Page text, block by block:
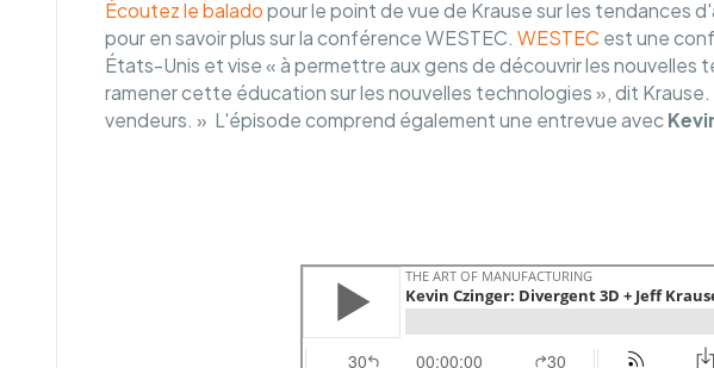
Écoutez le balado pour le point de vue de Krause sur les tendances
pour en savoir plus sur la conférence WESTEC. WESTEC est une
États-Unis et vise « à permettre aux gens de découvrir les
ramener cette éducation sur les nouvelles technologies », dit
vendeurs. » L'épisode comprend également une entrevue avec